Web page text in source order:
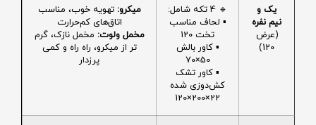
یک و
نیم نفره
(عرض
120)
🔹 4 تکه شامل:
▪️ لحاف مناسب
تخت 120
▪️ کاور بالش
50×70
▪️ کاور تشک
کش‌دوزی شده
22×200×120
میکرو: تهویه خوب، مناسب
اتاق‌های کم‌حرارت
مخمل ولوت: مخمل نازک، گرم
تر از میکرو، راه راه و کمی
پرزدار